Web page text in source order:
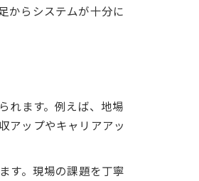
からシステムが十分に
れます。例えば、地場
アップやキャリアアッ
す。現場の課題を丁寧